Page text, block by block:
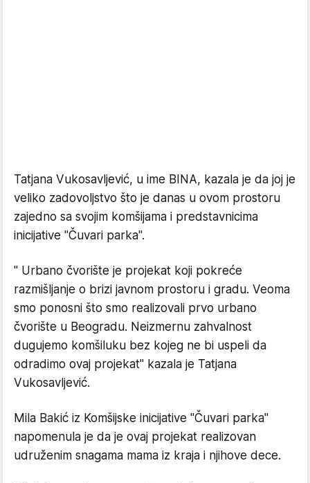
Tatjana Vukosavljević, u ime BINA, kazala je da joj je
veliko zadovoljstvo što je danas u ovom prostoru
zajedno sa svojim komšijama i predstavnicima
inicijative "Čuvari parka".
" Urbano čvorište je projekat koji pokreće
razmišljanje o brizi javnom prostoru i gradu. Veoma
smo ponosni što smo realizovali prvo urbano
čvorište u Beogradu. Neizmernu zahvalnost
dugujemo komšiluku bez kojeg ne bi uspeli da
odradimo ovaj projekat" kazala je Tatjana
Vukosavljević.
Mila Bakić iz Komšijske inicijative "Čuvari parka"
napomenula je da je ovaj projekat realizovan
udruženim snagama mama iz kraja i njihove dece.